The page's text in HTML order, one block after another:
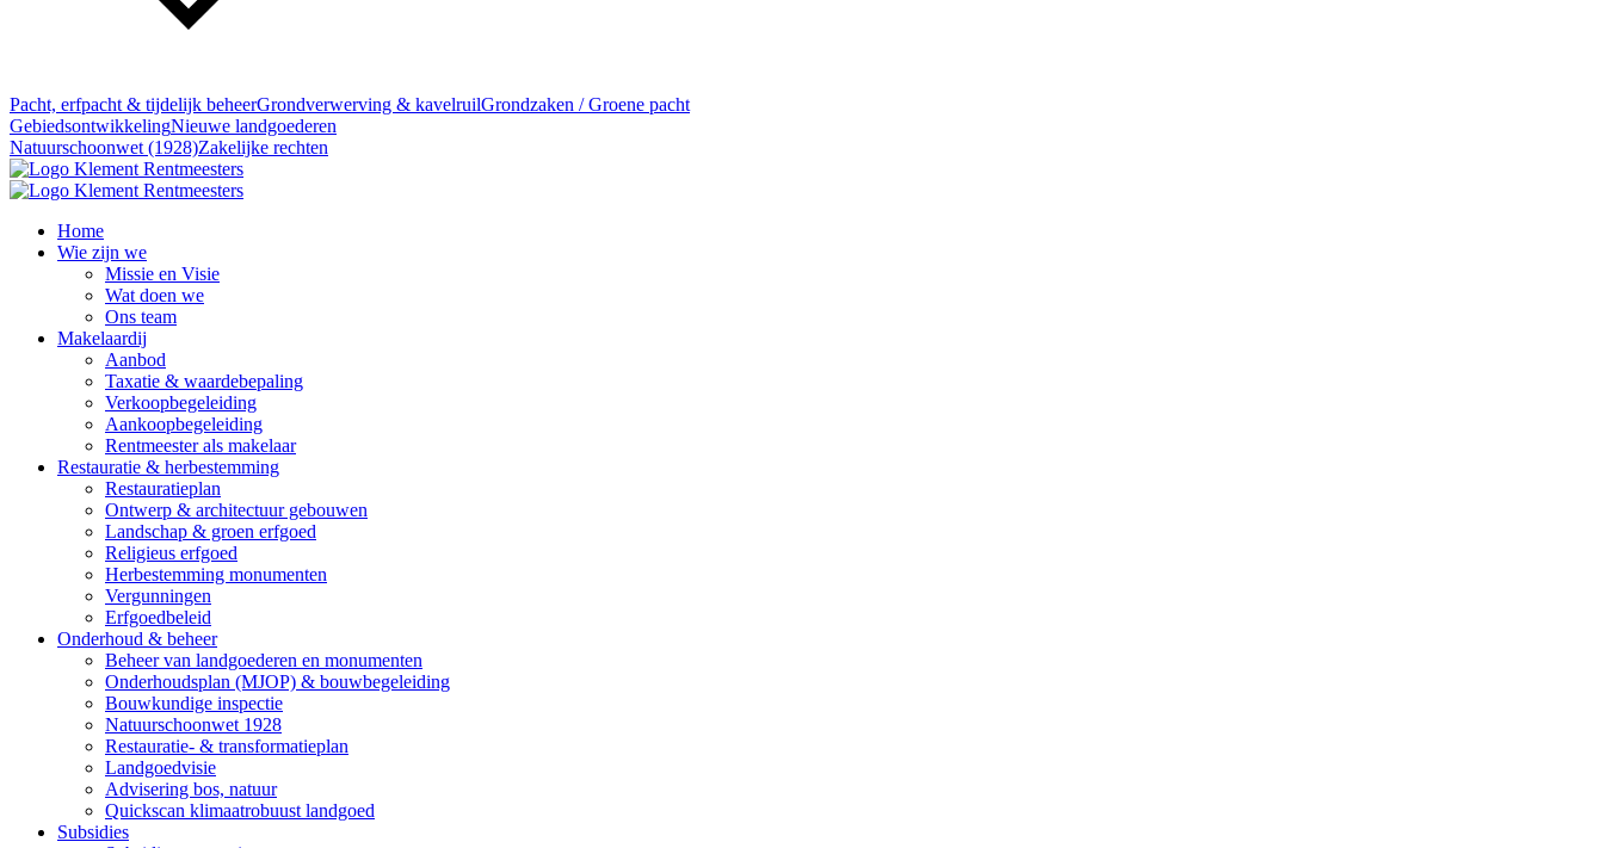
Pacht, erfpacht & tijdelijk beheerGrondverwerving & kavelruilGrondzaken / Groene pacht
GebiedsontwikkelingNieuwe landgoederen
Natuurschoonwet (1928)Zakelijke rechten
Home
Wie zijn we
Missie en Visie
Wat doen we
Ons team
Makelaardij
Aanbod
Taxatie & waardebepaling
Verkoopbegeleiding
Aankoopbegeleiding
Rentmeester als makelaar
Restauratie & herbestemming
Restauratieplan
Ontwerp & architectuur gebouwen
Landschap & groen erfgoed
Religieus erfgoed
Herbestemming monumenten
Vergunningen
Erfgoedbeleid
Onderhoud & beheer
Beheer van landgoederen en monumenten
Onderhoudsplan (MJOP) & bouwbegeleiding
Bouwkundige inspectie
Natuurschoonwet 1928
Restauratie- & transformatieplan
Landgoedvisie
Advisering bos, natuur
Quickscan klimaatrobuust landgoed
Subsidies